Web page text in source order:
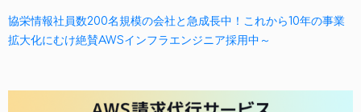
協栄情報社員数200名規模の会社と急成長中！これから10年の事業
拡大化にむけ絶賛AWSインフラエンジニア採用中～